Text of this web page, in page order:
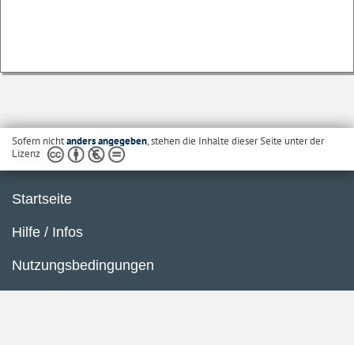
Sofern nichtanders angegeben, stehen die Inhalte dieser Seite unter der
Lizenz
Startseite
Hilfe / Infos
Nutzungsbedingungen